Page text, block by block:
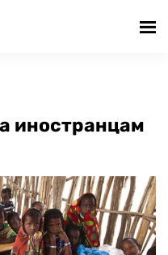
иностранцам